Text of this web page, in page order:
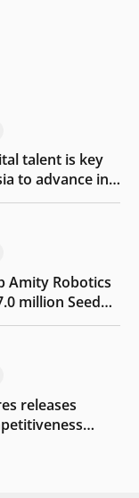
talent is key
to advance in
Amity Robotics
million Seed
a globally
releases